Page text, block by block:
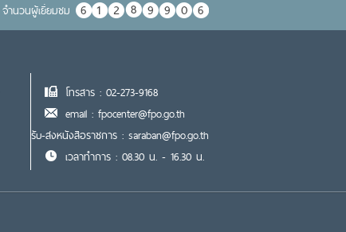
จำนวนผู้เยื่ยมชม
โทรสาร : 02-273-9168
email : fpocenter@fpo.go.th
รับ-ส่งหนังสือราชการ : saraban@fpo.go.th
เวลาทำการ : 08.30 น. - 16.30 น.